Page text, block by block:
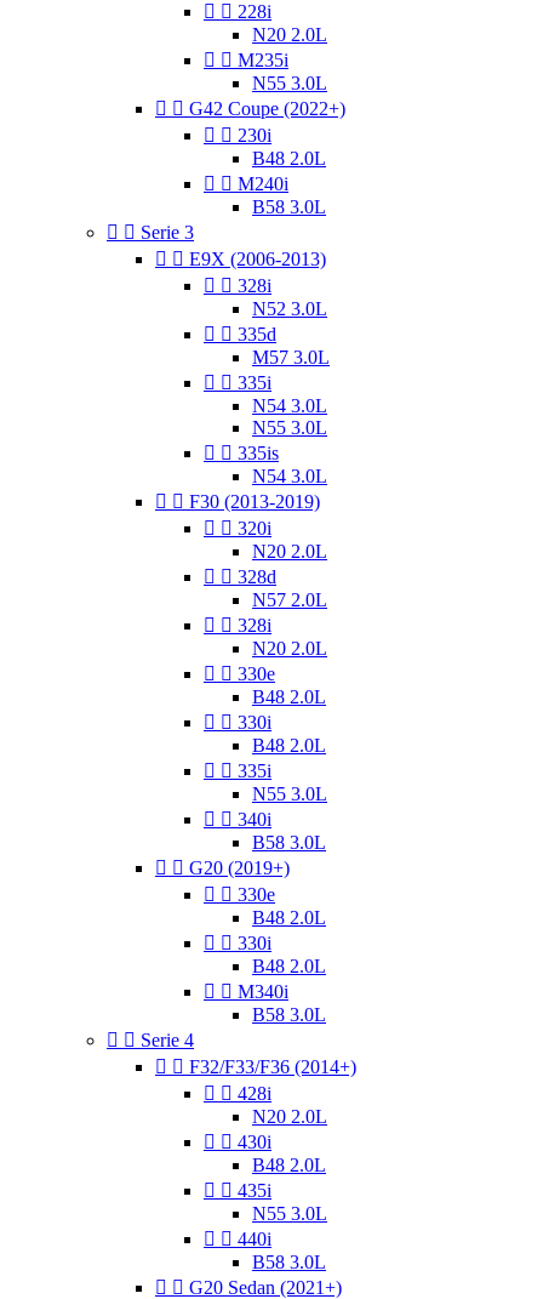
  228i
N20 2.0L
  M235i
N55 3.0L
  G42 Coupe (2022+)
  230i
B48 2.0L
  M240i
B58 3.0L
  Serie 3
  E9X (2006-2013)
  328i
N52 3.0L
  335d
M57 3.0L
  335i
N54 3.0L
N55 3.0L
  335is
N54 3.0L
  F30 (2013-2019)
  320i
N20 2.0L
  328d
N57 2.0L
  328i
N20 2.0L
  330e
B48 2.0L
  330i
B48 2.0L
  335i
N55 3.0L
  340i
B58 3.0L
  G20 (2019+)
  330e
B48 2.0L
  330i
B48 2.0L
  M340i
B58 3.0L
  Serie 4
  F32/F33/F36 (2014+)
  428i
N20 2.0L
  430i
B48 2.0L
  435i
N55 3.0L
  440i
B58 3.0L
  G20 Sedan (2021+)